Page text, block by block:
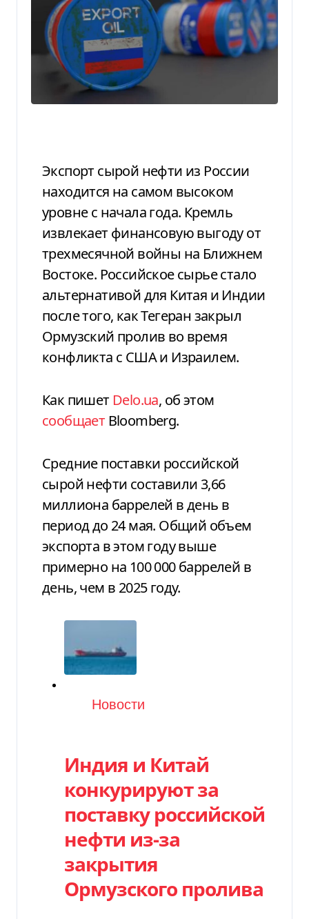
Экспорт сырой нефти из России
находится на самом высоком
уровне с начала года. Кремль
извлекает финансовую выгоду от
трехмесячной войны на Ближнем
Востоке. Российское сырье стало
альтернативой для Китая и Индии
после того, как Тегеран закрыл
Ормузский пролив во время
конфликта с США и Израилем.
Как пишет Delo.ua, об этом
сообщает Вloomberg.
Средние поставки российской
сырой нефти составили 3,66
миллиона баррелей в день в
период до 24 мая. Общий объем
экспорта в этом году выше
примерно на 100 000 баррелей в
день, чем в 2025 году.
Категория
Новости
Индия и Китай
конкурируют за
поставку российской
нефти из-за
закрытия
Ормузского пролива